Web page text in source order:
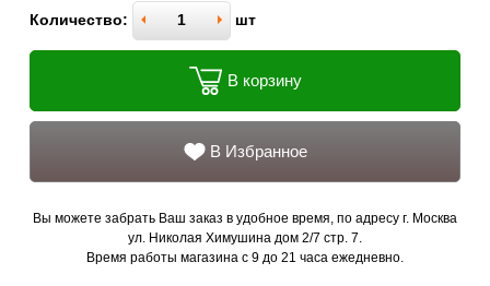
Количество: шт
В корзину
В Избранное
Вы можете забрать Ваш заказ в удобное время, по адресу г. Москва
ул. Николая Химушина дом 2/7 стр. 7.
Время работы магазина с 9 до 21 часа ежедневно.